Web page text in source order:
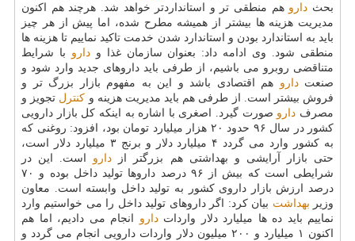
بحث دارو هم منطقی تر و استانداردتر خواهد شد. هرچند هم اكنون
مدیریت هزینه ها بیشتر از همیشه مطرح شده، اما پیش از هر چیز
باید به استاندارد بودن و استاندارد شدن خدمت تاكید نماییم تا هزینه ها
منطقی شود. وی ادامه داد: بعنوان سازمان غذا ودارو با شرایط
متناقضی روبرو می باشیم، از طرفی باید داروهای جدید وارد شود و
صنعتدارو هم اقتصادی باشد و این به مفهوم بازار بزرگ تر و
فروش بیشتر است. از طرفی هم باید مدیریت هزینه و كنترل تجویز و
مصرف دارو صورت گیرد. اصغری با اشاره به اینكه كل بازار دارویی
كشور در سال ۹۶ حدود ۲۰ هزار میلیارد تومان بود، افزود: روغنی كه
به كشور وارد می گردد ۴ میلیارد دلار و برنج ۳ میلیارد دلار است،
حتی بازار آرایشی و بهداشتی هم بزرگتر از دارو است. این در
شرایطی است كه بیش از ۹۶ درصد داروها تولید داخل بوده و ۷۰
درصد ارزش بازار داروی كشور به تولید داخل وابسته است. معاون
وزیر بهداشت بیان كرد: اگر داروهای تولید داخل را می خواستیم وارد
نماییم باید ده ها میلیارد دلار وارداتدارو انجام می دادیم، اما هم
اكنون ۱ میلیارد و ۲۰۰ میلیون دلار واردات دارویی انجام می گردد و